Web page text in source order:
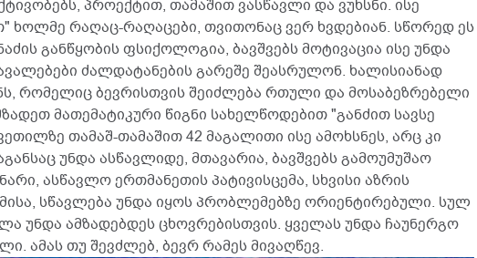
პროექტით, თამაშით ვასწავლი და ვუხსნი. ისე
ხოლმე რაღაც-რაღაცები, თვითონაც ვერ ხვდებიან. სწორედ ეს
განწყობის ფსიქოლოგია, ბავშვებს მოტივაცია ისე უნდა
ძალდატანების გარეშე შეასრულონ. ხალისიანად
რომელიც ბევრისთვის შეიძლება რთული და მოსაბეზრებელი
მათემატიკური წიგნი სახელწოდებით "განძით სავსე
თამაშ-თამაშით 42 მაგალითი ისე ამოხსნეს, არც კი
უნდა ასწავლიდე, მთავარია, ბავშვებს გამოუმუშაო
ასწავლო ერთმანეთის პატივისცემა, სხვისი აზრის
სწავლება უნდა იყოს პრობლემებზე ორიენტირებული. სულ
უნდა ამზადებდეს ცხოვრებისთვის. ყველას უნდა ჩაუნერგო
ამას თუ შევძლებ, ბევრ რამეს მივაღწევ.